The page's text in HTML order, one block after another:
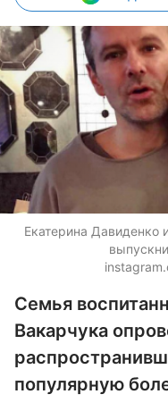
Екатерина Давиденко
Семья
Вакарчука
популярную